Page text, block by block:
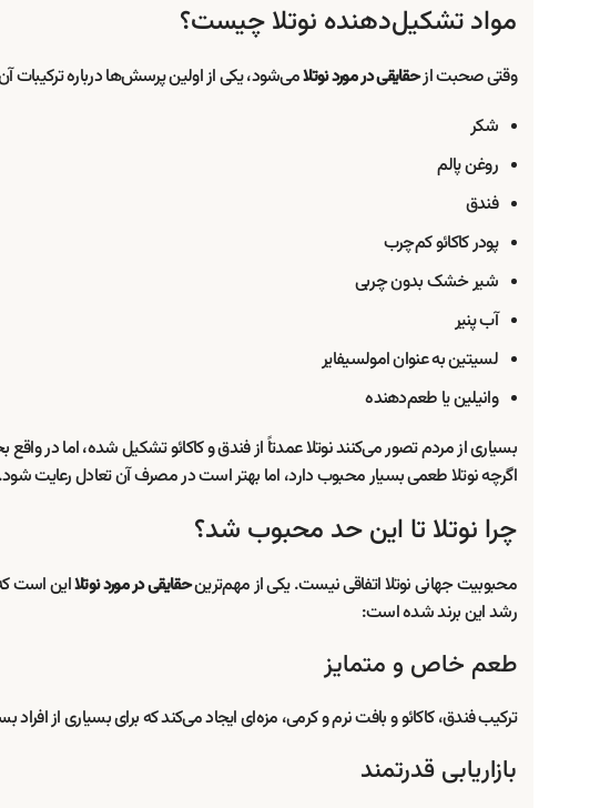
مواد تشکیل‌دهنده نوتلا چیست؟
وقتی صحبت ازحقایقی در مورد نوتلامی‌شود، یکی از اولین پرسش‌ها درباره ترکیبات
شکر
روغن پالم
فندق
پودر کاکائو کم‌چرب
شیر خشک بدون چربی
آب پنیر
لسیتین به عنوان امولسیفایر
وانیلین یا طعم‌دهنده
بسیاری از مردم تصور می‌کنند نوتلا عمدتاً از فندق و کاکائو تشکیل شده، اما در
اگرچه نوتلا طعمی بسیار محبوب دارد، اما بهتر است در مصرف آن تعادل رعایت شود.
چرا نوتلا تا این حد محبوب شد؟
محبوبیت جهانی نوتلا اتفاقی نیست. یکی از مهم‌ترینحقایقی در مورد نوتلااین است
رشد این برند شده است:
طعم خاص و متمایز
ترکیب فندق، کاکائو و بافت نرم و کرمی، مزه‌ای ایجاد می‌کند که برای بسیاری از
بازاریابی قدرتمند